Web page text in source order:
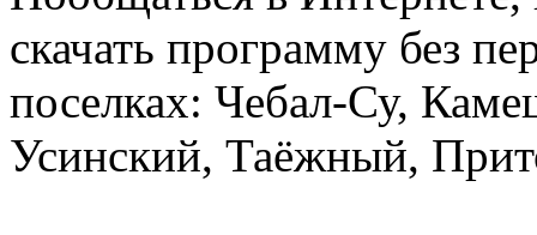
скачать программу без
поселках: Чебал-Су,
Усинский, Таёжный,